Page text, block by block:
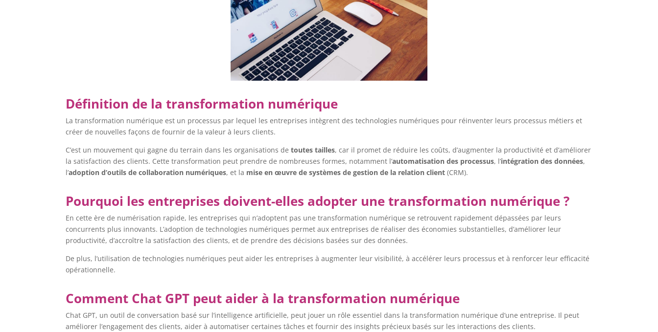
Définition de la transformation numérique
La transformation numérique est un processus par lequel les entreprises intègrent des technologies numériques pour réinventer leurs processus métiers et
créer de nouvelles façons de fournir de la valeur à leurs clients.
C’est un mouvement qui gagne du terrain dans les organisations detoutes tailles, car il promet de réduire les coûts, d’augmenter la productivité et d’améliorer
la satisfaction des clients. Cette transformation peut prendre de nombreuses formes, notamment l’automatisation des processus, l’intégration des données,
l’adoption d’outils de collaboration numériques, et la mise en œuvre de systèmes de gestion de la relation client(CRM).
Pourquoi les entreprises doivent-elles adopter une transformation numérique ?
En cette ère de numérisation rapide, les entreprises qui n’adoptent pas une transformation numérique se retrouvent rapidement dépassées par leurs
concurrents plus innovants. L’adoption de technologies numériques permet aux entreprises de réaliser des économies substantielles, d’améliorer leur
productivité, d’accroître la satisfaction des clients, et de prendre des décisions basées sur des données.
De plus, l’utilisation de technologies numériques peut aider les entreprises à augmenter leur visibilité, à accélérer leurs processus et à renforcer leur efficacité
opérationnelle.
Comment Chat GPT peut aider à la transformation numérique
Chat GPT, un outil de conversation basé sur l’intelligence artificielle, peut jouer un rôle essentiel dans la transformation numérique d’une entreprise. Il peut
améliorer l’engagement des clients, aider à automatiser certaines tâches et fournir des insights précieux basés sur les interactions des clients.